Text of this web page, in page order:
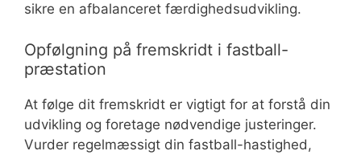
sikre en afbalanceret færdighedsudvikling.
Opfølgning på fremskridt i fastball-
præstation
At følge dit fremskridt er vigtigt for at forstå din
udvikling og foretage nødvendige justeringer.
Vurder regelmæssigt din fastball-hastighed,